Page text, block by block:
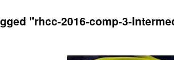
"rhcc-2016-comp-3-